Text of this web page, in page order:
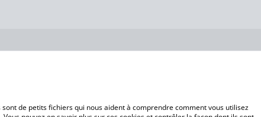
de petits fichiers qui nous aident à comprendre comment vous utilisez